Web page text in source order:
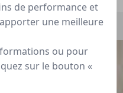
»Chemin de Saint-Jacques
de performance et
une meilleure
ou pour
sur le bouton «